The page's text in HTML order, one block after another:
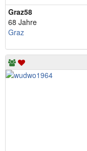
Graz58
68 Jahre
Graz